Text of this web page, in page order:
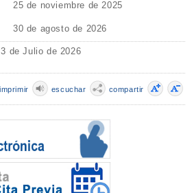
25 de noviembre de 2025
30 de agosto de 2026
de Julio de 2026
compartir
escuchar
imprimir